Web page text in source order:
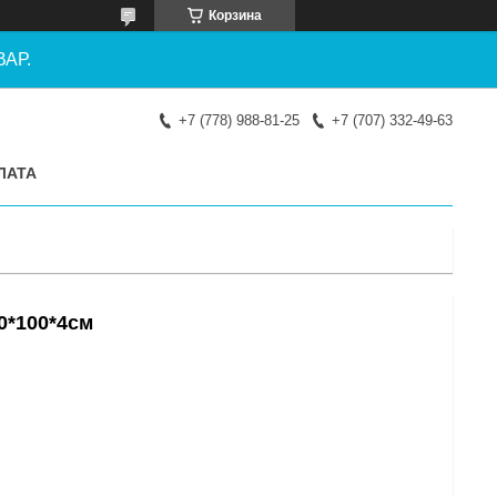
Корзина
+7 (778) 988-81-25 +7 (707) 332-49-63